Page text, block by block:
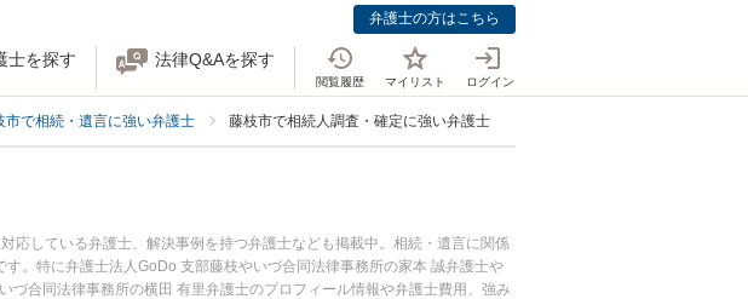
弁護士の方はこちら
士を探す 法律Q&Aを探す
閲覧履歴 マイリスト ログイン
市で相続・遺言に強い弁護士 藤枝市で相続人調査・確定に強い弁護士
応している弁護士、解決事例を持つ弁護士なども掲載中。相続・遺言に関係
。特に弁護士法人GoDo 支部藤枝やいづ合同法律事務所の家本 誠弁護士や
合同法律事務所の横田 有里弁護士のプロフィール情報や弁護士費用、強み